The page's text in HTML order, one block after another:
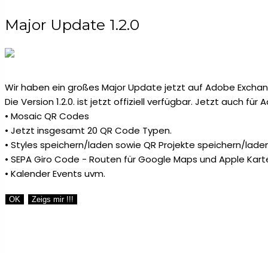
Major Update 1.2.0
Wir haben ein großes Major Update jetzt auf Adobe
Die Version 1.2.0. ist jetzt offiziell verfügbar. Jetzt auch für
• Mosaic QR Codes
• Jetzt insgesamt 20 QR Code Typen.
• Styles speichern/laden sowie QR Projekte speichern/
• SEPA Giro Code - Routen für Google Maps und Apple
• Kalender Events uvm.
OK Zeigs mir !!!